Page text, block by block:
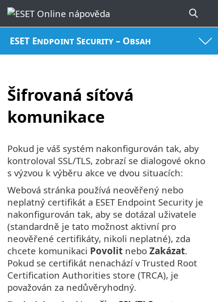
ESET Endpoint Security – Obsah
Šifrovaná síťová
komunikace
Pokud je váš systém nakonfigurován tak, aby
kontroloval SSL/TLS, zobrazí se dialogové okno
s výzvou k výběru akce ve dvou situacích:
Webová stránka používá neověřený nebo
neplatný certifikát a ESET Endpoint Security je
nakonfigurován tak, aby se dotázal uživatele
(standardně je tato možnost aktivní pro
neověřené certifikáty, nikoli neplatné), zda
chcete komunikaci Povolit nebo Zakázat.
Pokud se certifikát nenachází v Trusted Root
Certification Authorities store (TRCA), je
považován za nedůvěryhodný.